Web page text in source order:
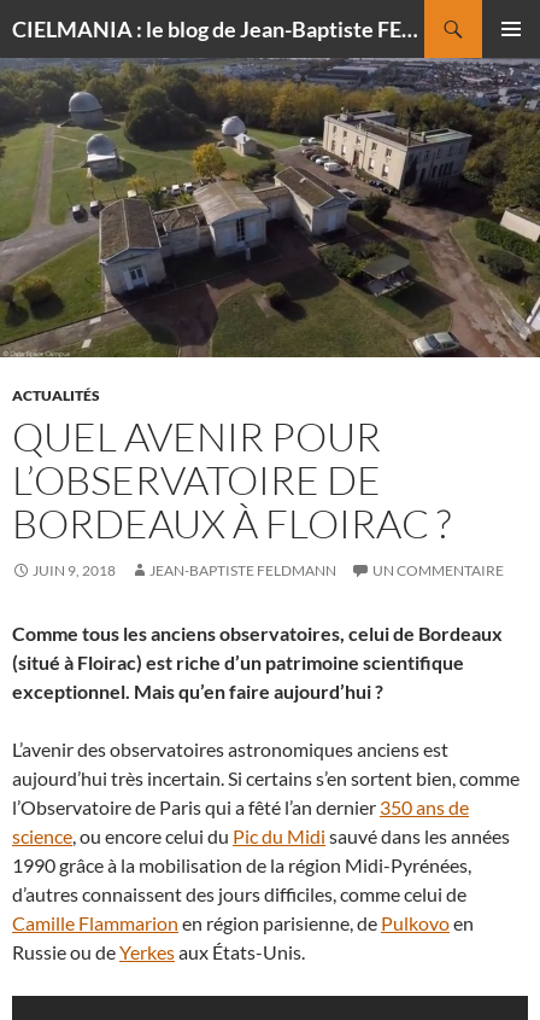
CIELMANIA : le blog de Jean-Baptiste FELDMANN, photographe du ciel
MENU
AU
CONTENU
ACTUALITÉS
QUEL AVENIR POUR
L’OBSERVATOIRE DE
BORDEAUX À FLOIRAC ?
JUIN 9, 2018 JEAN-BAPTISTE FELDMANN UN COMMENTAIRE
Comme tous les anciens observatoires, celui de Bordeaux
(situé à Floirac) est riche d’un patrimoine scientifique
exceptionnel. Mais qu’en faire aujourd’hui ?
L’avenir des observatoires astronomiques anciens est
aujourd’hui très incertain. Si certains s’en sortent bien, comme
l’Observatoire de Paris qui a fêté l’an dernier 350 ans de
science, ou encore celui du Pic du Midi sauvé dans les années
1990 grâce à la mobilisation de la région Midi-Pyrénées,
d’autres connaissent des jours difficiles, comme celui de
Camille Flammarion en région parisienne, de Pulkovoen
Russie ou deYerkesaux États-Unis.